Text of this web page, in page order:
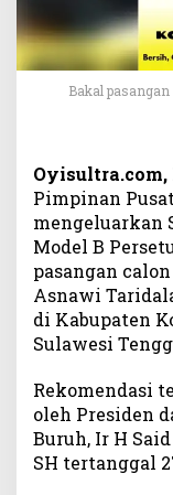
Bakal
Oyisultra.com,
Pimpinan
mengeluarkan
Model B
pasangan
Asnawi
di Kabupaten
Sulawesi
Rekomendasi
oleh Presiden
Buruh, Ir H
SH tertanggal